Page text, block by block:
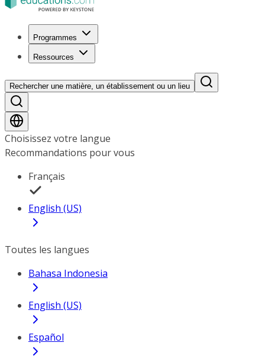
Programmes
Ressources
Rechercher une matière, un établissement ou un lieu
Choisissez votre langue
Recommandations pour vous
Français
English (US)
Toutes les langues
Bahasa Indonesia
English (US)
Español